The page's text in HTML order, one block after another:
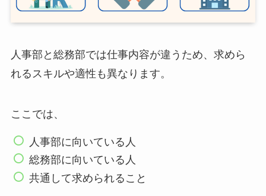
人事部と総務部では仕事内容が違うため、求めら
れるスキルや適性も異なります。
ここでは、
人事部に向いている人
総務部に向いている人
共通して求められること